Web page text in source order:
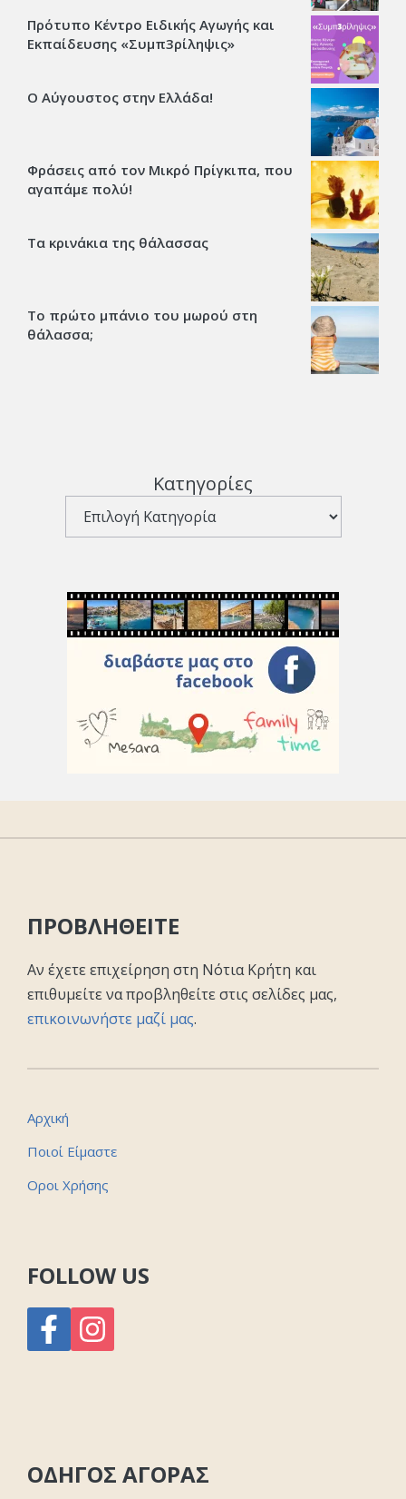
Πρότυπο Κέντρο Ειδικής Αγωγής και
Εκπαίδευσης «Συμπ3ρίληψις»
Ο Αύγουστος στην Ελλάδα!
Φράσεις από τον Μικρό Πρίγκιπα, που
αγαπάμε πολύ!
Τα κρινάκια της θάλασσας
Το πρώτο μπάνιο του μωρού στη
θάλασσα;
Κατηγορίες
ΠΡΟΒΛΗΘΕΙΤΕ
Αν έχετε επιχείρηση στη Νότια Κρήτη και
επιθυμείτε να προβληθείτε στις σελίδες μας,
επικοινωνήστε μαζί μας.
Αρχική
Ποιοί Είμαστε
Οροι Χρήσης
FOLLOW US
ΟΔΗΓΟΣ ΑΓΟΡΑΣ